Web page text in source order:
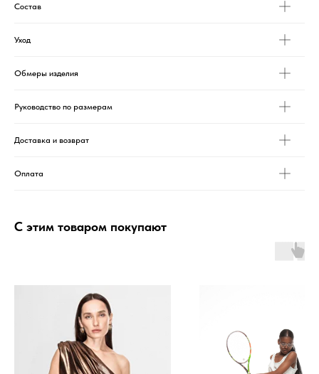
Состав
Уход
Обмеры изделия
Руководство по размерам
Доставка и возврат
Оплата
С этим товаром покупают